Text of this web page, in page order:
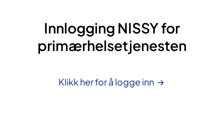
Innlogging NISSY for
primærhelsetjenesten
Klikk her for å logge inn